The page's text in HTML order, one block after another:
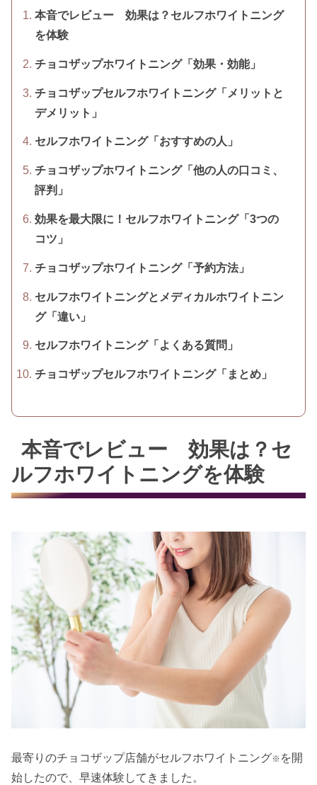
本音でレビュー 効果は？セルフホワイトニング
を体験
チョコザップホワイトニング「効果・効能」
チョコザップセルフホワイトニング「メリットと
デメリット」
セルフホワイトニング「おすすめの人」
チョコザップホワイトニング「他の人の口コミ、
評判」
効果を最大限に！セルフホワイトニング「3つの
コツ」
チョコザップホワイトニング「予約方法」
セルフホワイトニングとメディカルホワイトニン
グ「違い」
セルフホワイトニング「よくある質問」
チョコザップセルフホワイトニング「まとめ」
本音でレビュー 効果は？セ
ルフホワイトニングを体験
最寄りのチョコザップ店舗がセルフホワイトニング※ を開
始したので、早速体験してきました。